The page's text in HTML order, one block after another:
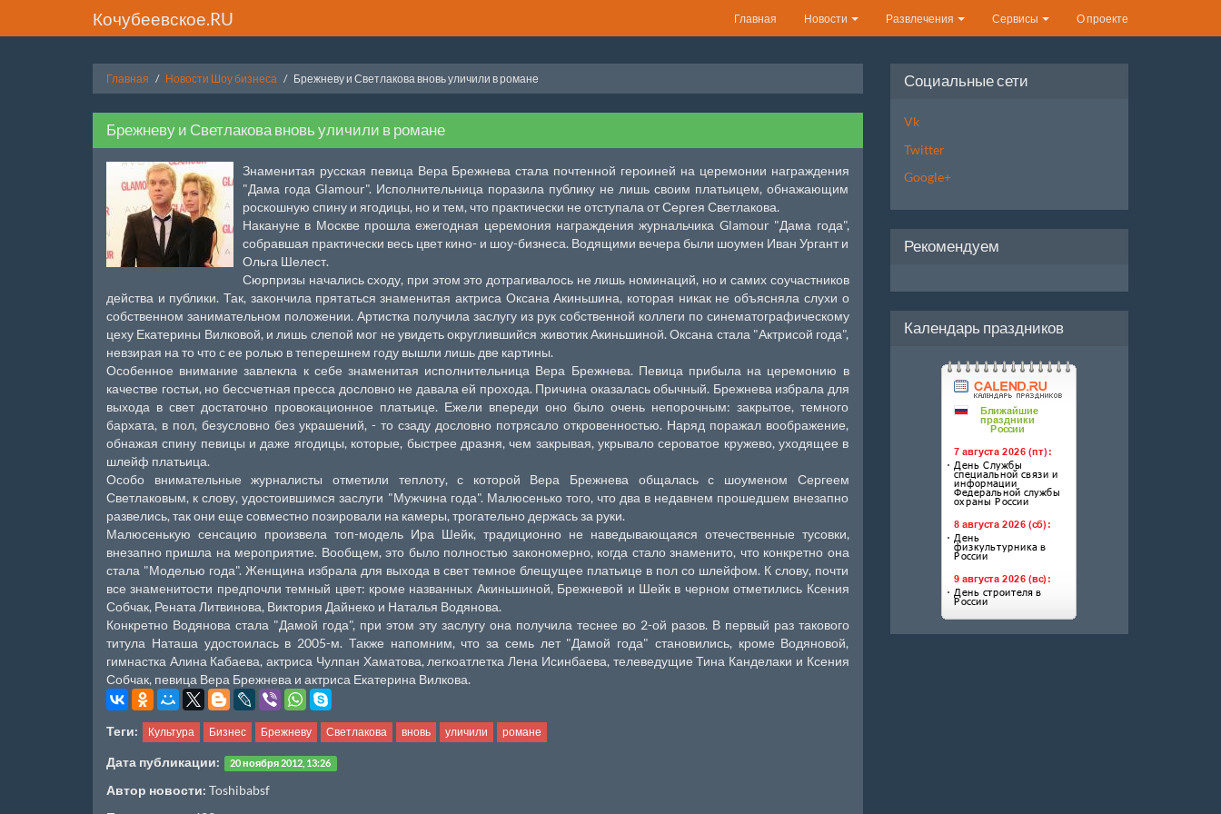
Кочубеевское.RU Главная Новости Развлечения Сервисы О проекте
Главная Новости Шоу бизнеса Брежневу и Светлакова вновь уличили в романе
Брежневу и Светлакова вновь уличили в романе
Знаменитая русская певица Вера Брежнева стала почтенной героиней на церемонии награждения
"Дама года Glamour". Исполнительница поразила публику не лишь своим платьицем, обнажающим
роскошную спину и ягодицы, но и тем, что практически не отступала от Сергея Светлакова.
Накануне в Москве прошла ежегодная церемония награждения журнальчика Glamour "Дама года",
собравшая практически весь цвет кино- и шоу-бизнеса. Водящими вечера были шоумен Иван Ургант и
Ольга Шелест.
Сюрпризы начались сходу, при этом это дотрагивалось не лишь номинаций, но и самих соучастников
действа и публики. Так, закончила прятаться знаменитая актриса Оксана Акиньшина, которая никак не объясняла слухи о
собственном занимательном положении. Артистка получила заслугу из рук собственной коллеги по синематографическому
цеху Екатерины Вилковой, и лишь слепой мог не увидеть округлившийся животик Акиньшиной. Оксана стала "Актрисой года",
невзирая на то что с ее ролью в теперешнем году вышли лишь две картины.
Особенное внимание завлекла к себе знаменитая исполнительница Вера Брежнева. Певица прибыла на церемонию в
качестве гостьи, но бессчетная пресса дословно не давала ей прохода. Причина оказалась обычный. Брежнева избрала для
выхода в свет достаточно провокационное платьице. Ежели впереди оно было очень непорочным: закрытое, темного
бархата, в пол, безусловно без украшений, - то сзаду дословно потрясало откровенностью. Наряд поражал воображение,
обнажая спину певицы и даже ягодицы, которые, быстрее дразня, чем закрывая, укрывало сероватое кружево, уходящее в
шлейф платьица.
Особо внимательные журналисты отметили теплоту, с которой Вера Брежнева общалась с шоуменом Сергеем
Светлаковым, к слову, удостоившимся заслуги "Мужчина года". Малюсенько того, что два в недавнем прошедшем внезапно
развелись, так они еще совместно позировали на камеры, трогательно держась за руки.
Малюсенькую сенсацию произвела топ-модель Ира Шейк, традиционно не наведывающаяся отечественные тусовки,
внезапно пришла на мероприятие. Вообщем, это было полностью закономерно, когда стало знаменито, что конкретно она
стала "Моделью года". Женщина избрала для выхода в свет темное блещущее платьице в пол со шлейфом. К слову, почти
все знаменитости предпочли темный цвет: кроме названных Акиньшиной, Брежневой и Шейк в черном отметились Ксения
Собчак, Рената Литвинова, Виктория Дайнеко и Наталья Водянова.
Конкретно Водянова стала "Дамой года", при этом эту заслугу она получила теснее во 2-ой разов. В первый раз такового
титула Наташа удостоилась в 2005-м. Также напомним, что за семь лет "Дамой года" становились, кроме Водяновой,
гимнастка Алина Кабаева, актриса Чулпан Хаматова, легкоатлетка Лена Исинбаева, телеведущие Тина Канделаки и Ксения
Собчак, певица Вера Брежнева и актриса Екатерина Вилкова.
Теги: Культура Бизнес Брежневу Светлакова вновь уличили романе
Дата публикации: 20 ноября 2012, 13:26
Автор новости: Toshibabsf
Социальные сети
Vk
Twitter
Google+
Рекомендуем
Календарь праздников